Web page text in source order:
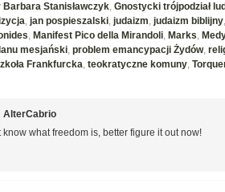
Barbara Stanisławczyk, Gnostycki trójpodział
, jan pospieszalski, judaizm, judaizm biblijny,
, Manifest Pico della Mirandoli, Marks,
mesjański, problem emancypacji Żydów,
Frankfurcka, teokratyczne komuny,
AlterCabrio
know what freedom is, better figure it out now!